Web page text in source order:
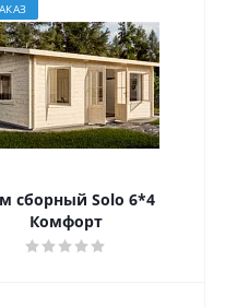
сборный Solo 6*4
Комфорт